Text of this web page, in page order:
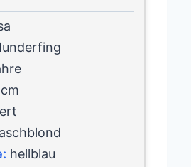
aschblond
hellblau